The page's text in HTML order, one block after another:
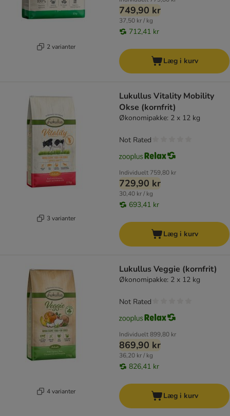
2 varianter
749,90 kr
37,50 kr / kg
712,41 kr
Læg i kurv
3 varianter
Lukullus Vitality Mobility
Okse (kornfrit)
Økonomipakke: 2 x 12 kg
Individuelt 759,80 kr
729,90 kr
30,40 kr / kg
693,41 kr
Not Rated
Læg i kurv
4 varianter
Lukullus Veggie (kornfrit)
Økonomipakke: 2 x 12 kg
Individuelt899,80 kr
869,90 kr
36,20 kr / kg
826,41 kr
Not Rated
Læg i kurv